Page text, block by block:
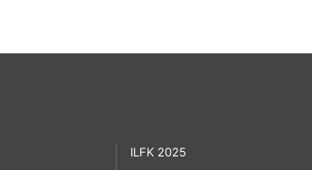
ILFK 2025